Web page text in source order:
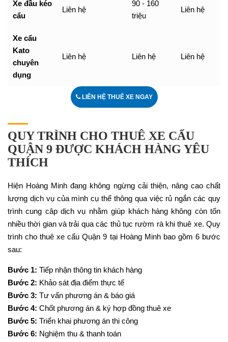
Xe đầu kéo
cẩu
Liên hệ
90 - 160
triệu
Liên hệ
Xe cẩu
Kato
chuyên
dụng
Liên hệ Liên hệ Liên hệ
LIÊN HỆ THUÊ XE NGAY
QUY TRÌNH CHO THUÊ XE CẨU
QUẬN 9 ĐƯỢC KHÁCH HÀNG YÊU
THÍCH
Hiện Hoàng Minh đang không ngừng cải thiện, nâng cao chất
lượng dịch vụ của mình cụ thể thông qua việc rủ ngắn các quy
trình cung câp dịch vụ nhằm giúp khách hàng không còn tốn
nhiều thời gian và trải qua các thủ tục rườm rà khi thuê xe. Quy
trình cho thuê xe cẩu Quận 9 tại Hoàng Minh bao gồm 6 bước
sau:
Bước 1: Tiếp nhận thông tin khách hàng
Bước 2: Khảo sát địa điểm thực tế
Bước 3: Tư vấn phương án & báo giá
Bước 4: Chốt phương án & ký hợp đồng thuê xe
Bước 5: Triển khai phương án thi công
Bước 6: Nghiệm thu & thanh toán